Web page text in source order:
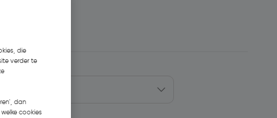
die
verder te
dan
cookies